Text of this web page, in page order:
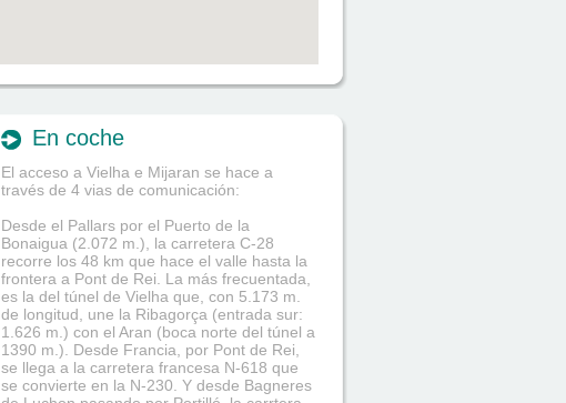
En coche
El acceso a Vielha e Mijaran se hace a
través de 4 vias de comunicación:
Desde el Pallars por el Puerto de la
Bonaigua (2.072 m.), la carretera C-28
recorre los 48 km que hace el valle hasta la
frontera a Pont de Rei. La más frecuentada,
es la del túnel de Vielha que, con 5.173 m.
de longitud, une la Ribagorça (entrada sur:
1.626 m.) con el Aran (boca norte del túnel a
1390 m.). Desde Francia, por Pont de Rei,
se llega a la carretera francesa N-618 que
se convierte en la N-230. Y desde Bagneres